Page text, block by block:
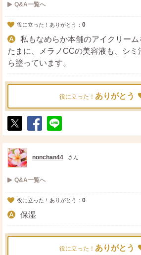
Q&A一覧へ
役に立った！ありがとう： 0
私もなめらか本舗のアイクリーム
たまに、メラノCCの美容液も、シ
ら塗っています。
役に立った！ ありがとう
ポ
ス
ト
シ
ェ
送
る
nonchan44 さん
Q&A一覧へ
役に立った！ありがとう： 0
保湿
役に立った！ ありがとう